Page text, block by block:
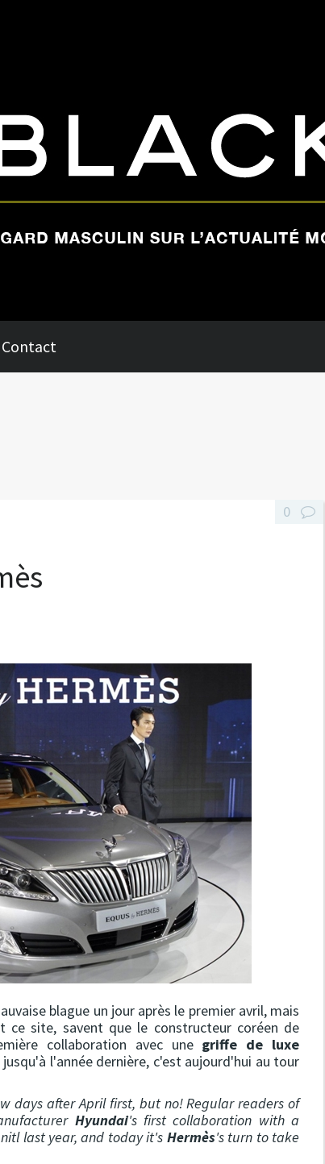
Contact
blague un jour après le premier avril, mais
ce site, savent que le constructeur coréen de
collaboration avec une griffe de luxe
l'année dernière, c'est aujourd'hui au tour
days after April first, but no! Regular readers of
Hyundai's first collaboration with a
last year, and today it's Hermès's turn to take
0